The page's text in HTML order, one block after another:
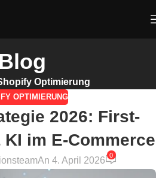
Blog
Optimierung
OPTIMIERUNG
2026: First-
im E-Commerce
An 4. April 2026
0